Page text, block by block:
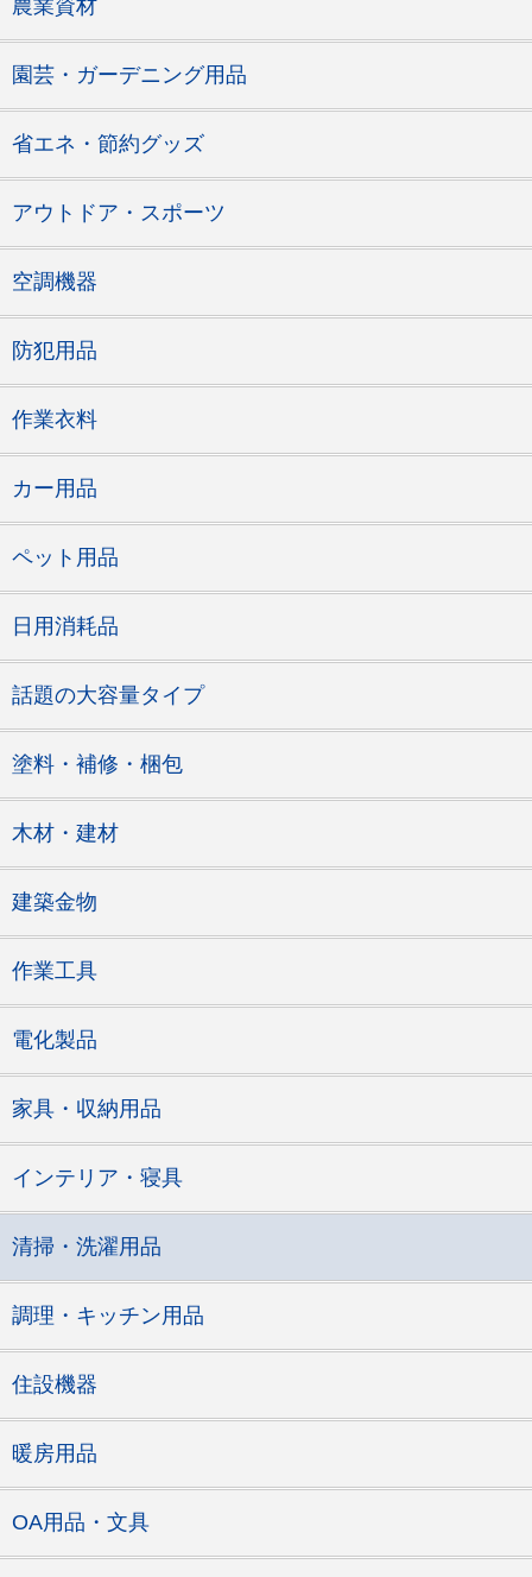
農業資材
園芸・ガーデニング用品
省エネ・節約グッズ
アウトドア・スポーツ
空調機器
防犯用品
作業衣料
カー用品
ペット用品
日用消耗品
話題の大容量タイプ
塗料・補修・梱包
木材・建材
建築金物
作業工具
電化製品
家具・収納用品
インテリア・寝具
清掃・洗濯用品
調理・キッチン用品
住設機器
暖房用品
OA用品・文具